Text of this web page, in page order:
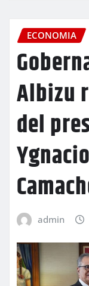
ECONOMIA
Albizu
del
admin